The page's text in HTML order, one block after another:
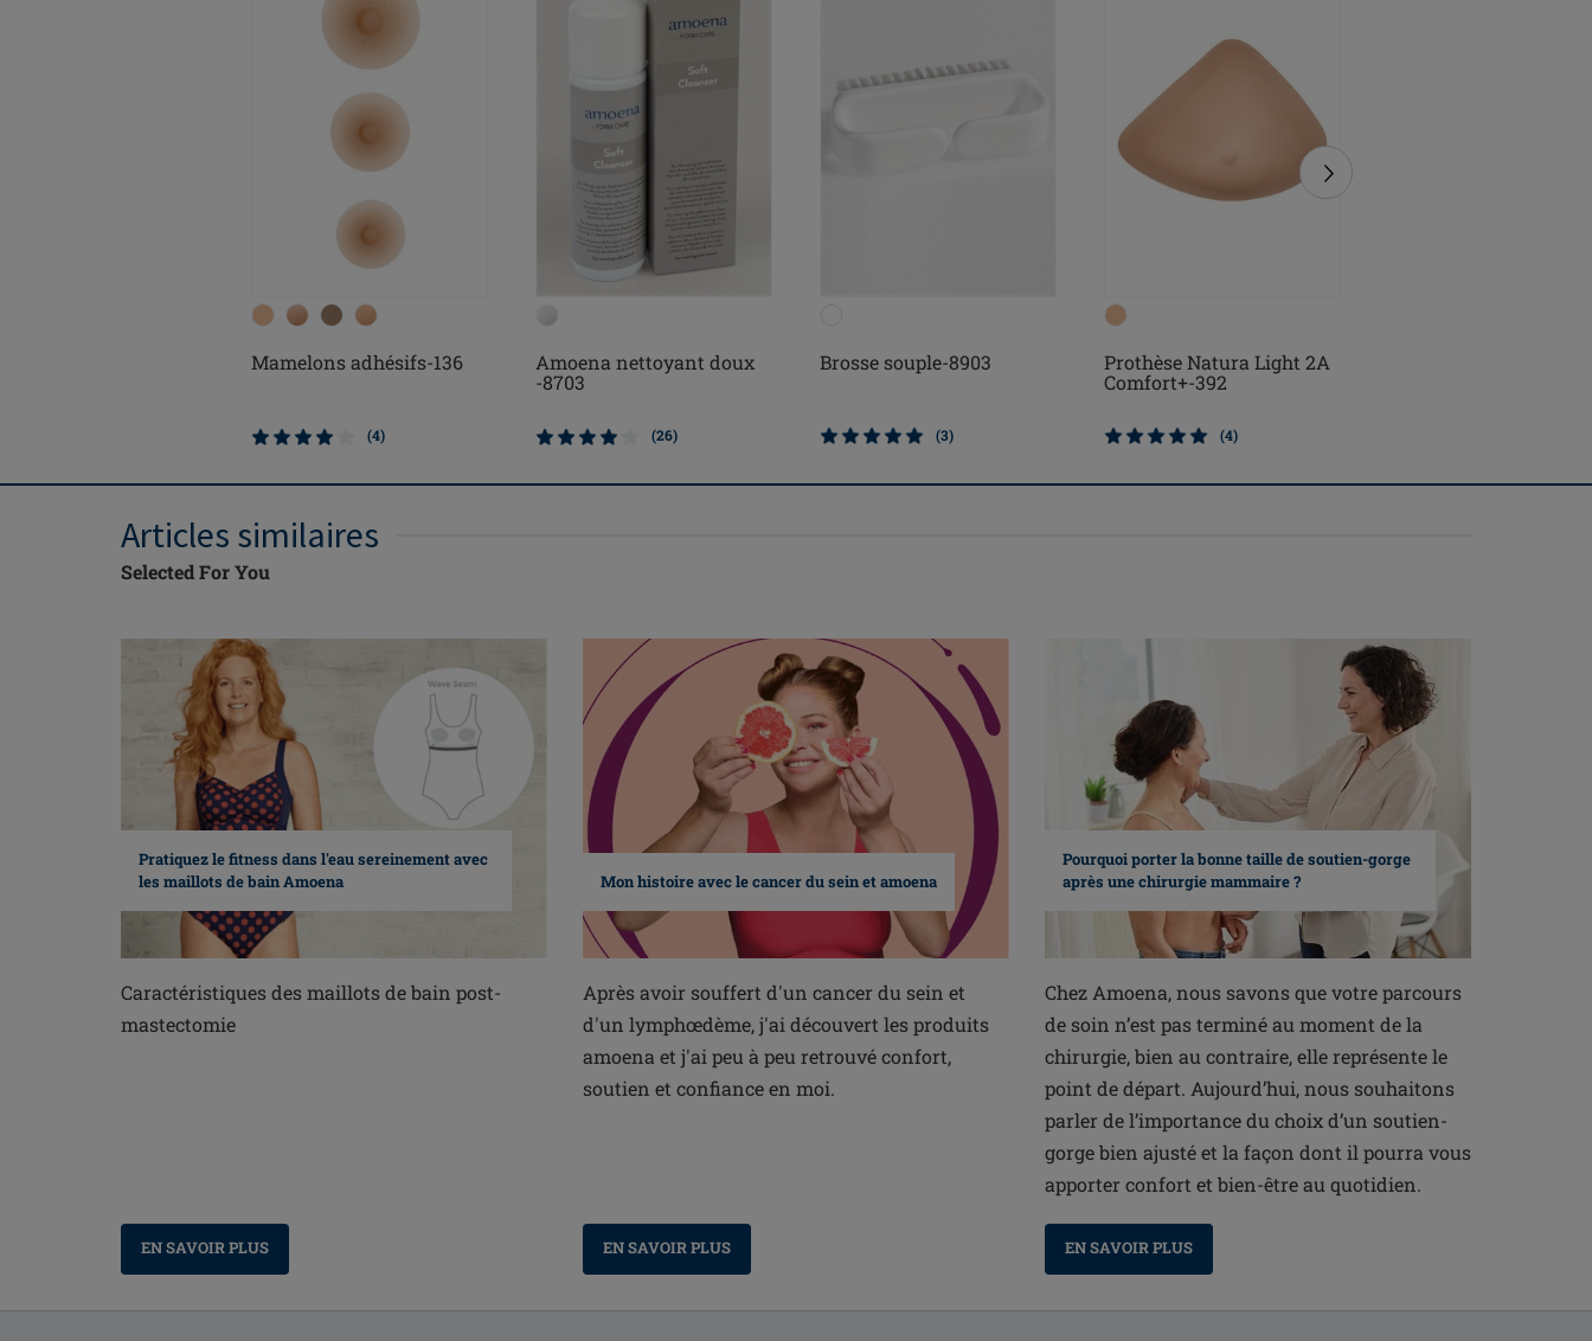
Mamelons adhésifs-136
(4)
Amoena nettoyant doux
-8703
(26)
Brosse souple-8903
(3)
Prothèse Natura Light 2A
Comfort+-392
(4)
Articles similaires
Selected For You
Pratiquez le fitness dans l'eau sereinement avec
les maillots de bain Amoena
Caractéristiques des maillots de bain post-
mastectomie
EN SAVOIR PLUS
Mon histoire avec le cancer du sein et amoena
Après avoir souffert d'un cancer du sein et
d'un lymphœdème, j'ai découvert les produits
amoena et j'ai peu à peu retrouvé confort,
soutien et confiance en moi.
EN SAVOIR PLUS
Pourquoi porter la bonne taille de soutien-gorge
après une chirurgie mammaire ?
Chez Amoena, nous savons que votre parcours
de soin n’est pas terminé au moment de la
chirurgie, bien au contraire, elle représente le
point de départ. Aujourd’hui, nous souhaitons
parler de l’importance du choix d’un soutien-
gorge bien ajusté et la façon dont il pourra vous
apporter confort et bien-être au quotidien.
EN SAVOIR PLUS